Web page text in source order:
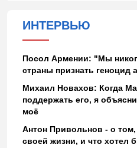
ИНТЕРВЬЮ
Посол Армении: "Мы
страны признать геноцид
Михаил Новахов: Когда
поддержать его, я
моё
Антон Привольнов - о том,
своей жизни, и что хотел